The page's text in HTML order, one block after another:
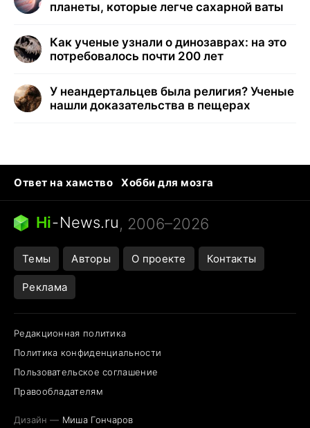
планеты, которые легче сахарной ваты
Как ученые узнали о динозаврах: на это
потребовалось почти 200 лет
У неандертальцев была религия? Ученые
нашли доказательства в пещерах
Ответ на хамство
Хобби для мозга
Бензин 100 и 95
Тунцы в океанариуме
Следующая пандемия
Hi-News.ru, 2006–2026
Темы Авторы О проекте Контакты
Реклама
Редакционная политика
Политика конфиденциальности
Пользовательское соглашение
Правообладателям
Дизайн — Миша Гончаров